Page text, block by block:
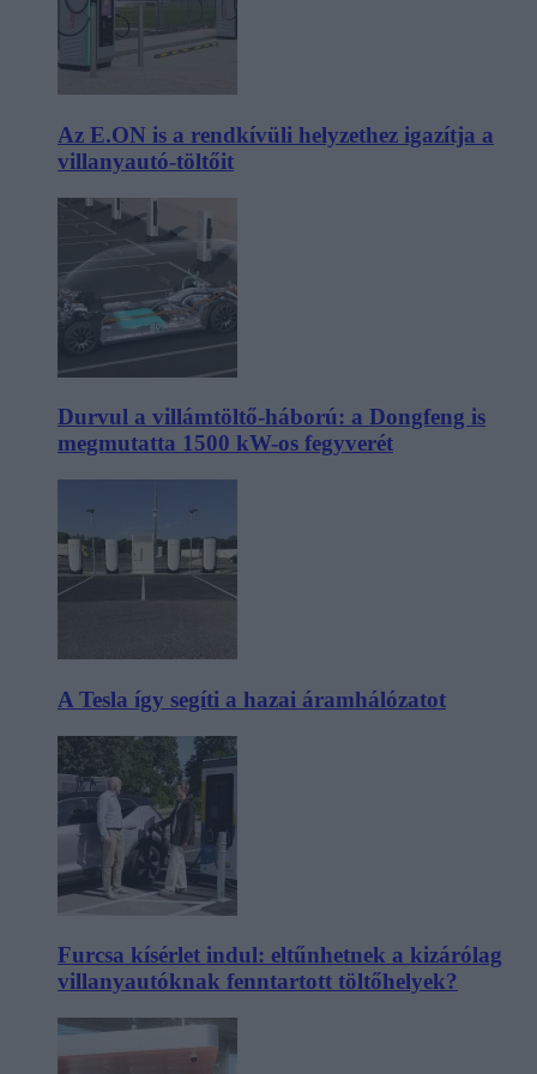
Az E.ON is a rendkívüli helyzethez igazítja a
villanyautó-töltőit
Durvul a villámtöltő-háború: a Dongfeng is
megmutatta 1500 kW-os fegyverét
A Tesla így segíti a hazai áramhálózatot
Furcsa kísérlet indul: eltűnhetnek a kizárólag
villanyautóknak fenntartott töltőhelyek?